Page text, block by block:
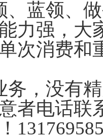
、蓝领、
力强，
次消费和
务，没有
者电话联